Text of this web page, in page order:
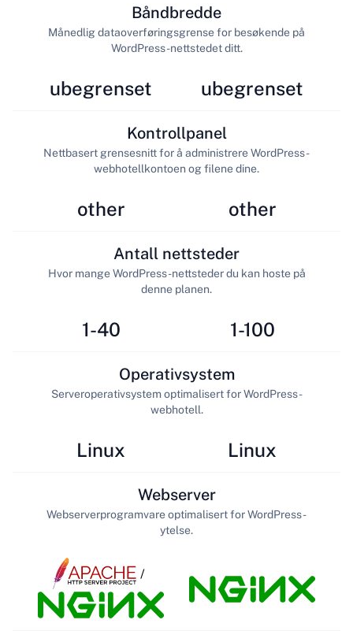
ubegrenset
Båndbredde
Månedlig dataoverføringsgrense for besøkende på
WordPress-nettstedet ditt.
ubegrenset
other
Kontrollpanel
Nettbasert grensesnitt for å administrere WordPress-
webhotellkontoen og filene dine.
other
1-40
Antall nettsteder
Hvor mange WordPress-nettsteder du kan hoste på
denne planen.
1-100
Linux
Operativsystem
Serveroperativsystem optimalisert for WordPress-
webhotell.
Linux
/
Webserver
Webserverprogramvare optimalisert for WordPress-
ytelse.